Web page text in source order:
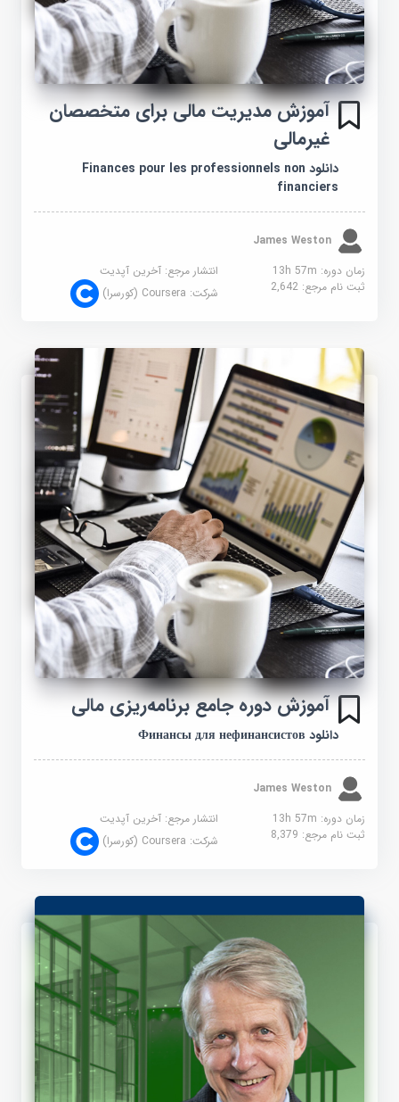
آموزش مدیریت مالی برای متخصصان
غیرمالی
دانلود Finances pour les professionnels non
financiers
James Weston
زمان دوره: 13h 57m
انتشار مرجع:آخرین آپدیت
ثبت نام مرجع:2,642 شرکت:Coursera (کورسرا)
آموزش دوره جامع برنامه‌ریزی مالی
دانلود Финансы для нефинансистов
James Weston
زمان دوره: 13h 57m
انتشار مرجع:آخرین آپدیت
ثبت نام مرجع:8,379 شرکت:Coursera (کورسرا)